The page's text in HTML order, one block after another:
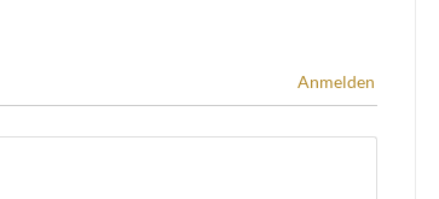
Anmelden